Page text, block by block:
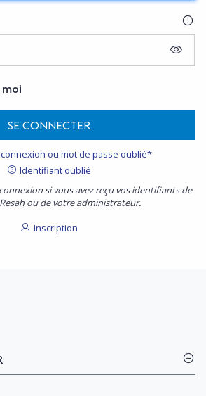
SE CONNECTER
ou mot de passe oublié*
Identifiant oublié
si vous avez reçu vos identifiants de
ou de votre administrateur.
Inscription